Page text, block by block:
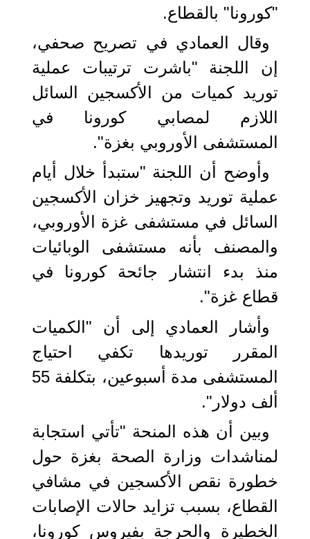
"كورونا" بالقطاع.
وقال العمادي في تصريح صحفي،
إن اللجنة "باشرت ترتيبات عملية
توريد كميات من الأكسجين السائل
اللازم لمصابي كورونا في
المستشفى الأوروبي بغزة".
وأوضح أن اللجنة "ستبدأ خلال أيام
عملية توريد وتجهيز خزان الأكسجين
السائل في مستشفى غزة الأوروبي،
والمصنف بأنه مستشفى الوبائيات
منذ بدء انتشار جائحة كورونا في
قطاع غزة".
وأشار العمادي إلى أن "الكميات
المقرر توريدها تكفي احتياج
المستشفى مدة أسبوعين، بتكلفة 55
ألف دولار".
وبين أن هذه المنحة "تأتي استجابة
لمناشدات وزارة الصحة بغزة حول
خطورة نقص الأكسجين في مشافي
القطاع، بسبب تزايد حالات الإصابات
الخطيرة والحرجة بفيروس كورونا،